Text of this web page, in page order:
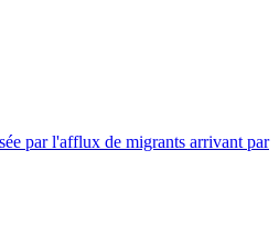
par l'afflux de migrants arrivant par